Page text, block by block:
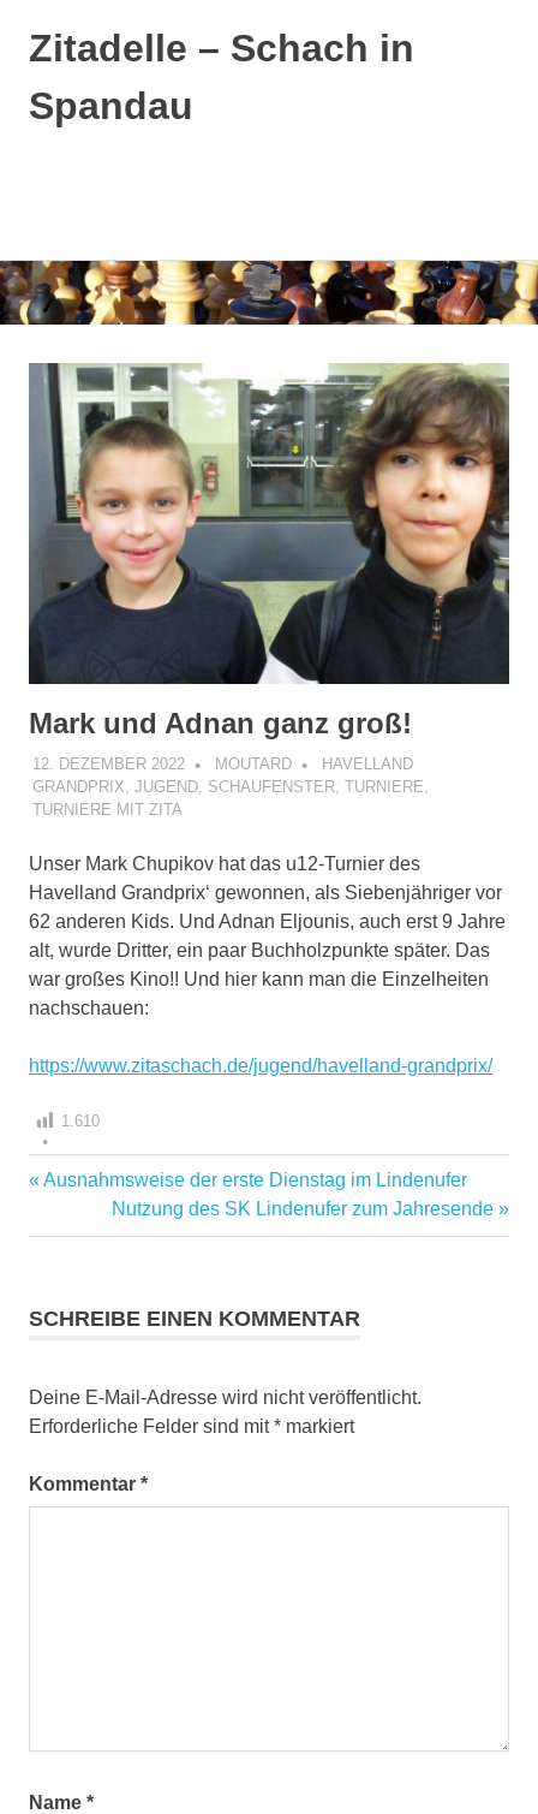
Zum
Inhalt
springen
Zitadelle – Schach in
Spandau
Mark und Adnan ganz groß!
12. DEZEMBER 2022 MOUTARD
HAVELLAND
GRANDPRIX, JUGEND, SCHAUFENSTER, TURNIERE,
TURNIERE MIT ZITA
Unser Mark Chupikov hat das u12-Turnier des
Havelland Grandprix‘ gewonnen, als Siebenjähriger vor
62 anderen Kids. Und Adnan Eljounis, auch erst 9 Jahre
alt, wurde Dritter, ein paar Buchholzpunkte später. Das
war großes Kino!! Und hier kann man die Einzelheiten
nachschauen:
https://www.zitaschach.de/jugend/havelland-grandprix/
1.610
Beitragsnavigation
Vorheriger
Ausnahmsweise der erste Dienstag im Lindenufer
Nächster
Beitrag:
Nutzung des SK Lindenufer zum Jahresende
SCHREIBE EINEN KOMMENTAR
Deine E-Mail-Adresse wird nicht veröffentlicht.
Erforderliche Felder sind mit* markiert
Kommentar *
Name *